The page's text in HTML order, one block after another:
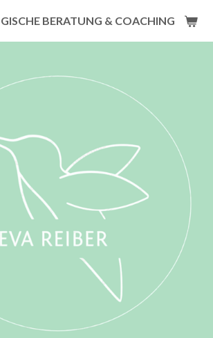
BERATUNG & COACHING | EVA